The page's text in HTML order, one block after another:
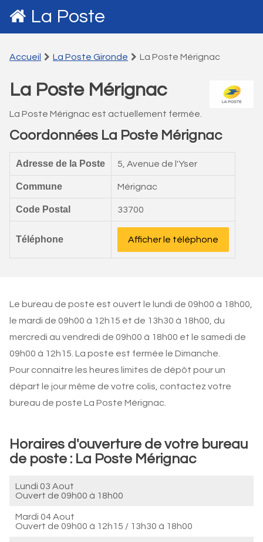
La Poste
Accueil La Poste Gironde La Poste Mérignac
La Poste Mérignac
La Poste Mérignac est actuellement fermée.
Coordonnées La Poste Mérignac
Adresse de la Poste 5, Avenue de l'Yser
Commune Mérignac
Code Postal 33700
Téléphone Afficher le téléphone
Le bureau de poste est ouvert le lundi de 09h00 à 18h00,
le mardi de 09h00 à 12h15 et de 13h30 à 18h00, du
mercredi au vendredi de 09h00 à 18h00 et le samedi de
09h00 à 12h15. La poste est fermée le Dimanche.
Pour connaitre les heures limites de dépôt pour un
départ le jour même de votre colis, contactez votre
bureau de poste La Poste Mérignac.
Horaires d'ouverture de votre bureau
de poste : La Poste Mérignac
Lundi 03 Aout
Ouvert de 09h00 à 18h00
Mardi 04 Aout
Ouvert de 09h00 à 12h15 / 13h30 à 18h00